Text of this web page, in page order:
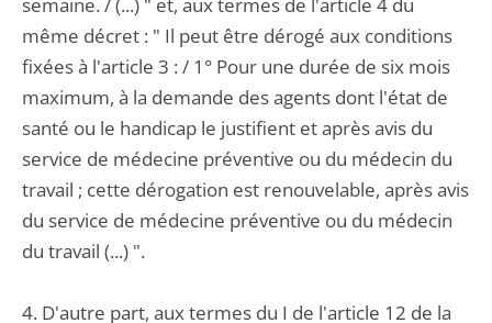
même décret : " Il peut être dérogé aux conditions
fixées à l'article 3 : / 1° Pour une durée de six mois
maximum, à la demande des agents dont l'état de
santé ou le handicap le justifient et après avis du
service de médecine préventive ou du médecin du
travail ; cette dérogation est renouvelable, après avis
du service de médecine préventive ou du médecin
du travail (...) ".
4. D'autre part, aux termes du I de l'article 12 de la